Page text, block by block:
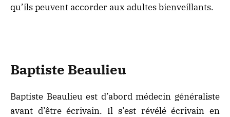
qu’ils peuvent accorder aux adultes bienveillants.
Baptiste Beaulieu
Baptiste Beaulieu est d’abord médecin généraliste
avant d’être écrivain. Il s’est révélé écrivain en